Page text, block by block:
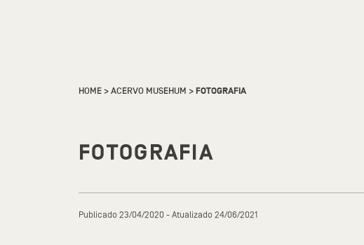
HOME>ACERVO MUSEHUM >FOTOGRAFIA
FOTOGRAFIA
Publicado 23/04/2020 - Atualizado 24/06/2021